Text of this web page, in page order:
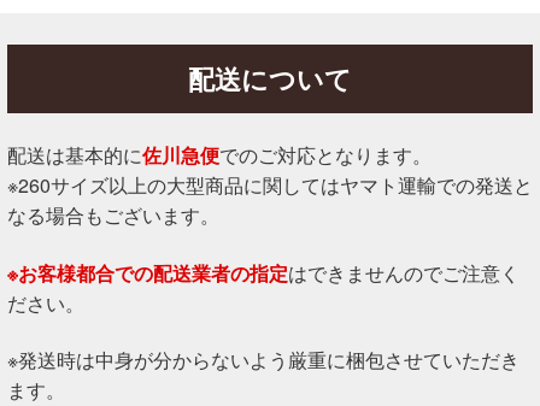
配送について
配送は基本的に佐川急便でのご対応となります。
※260サイズ以上の大型商品に関してはヤマト運輸での発送と
なる場合もございます。
※お客様都合での配送業者の指定はできませんのでご注意く
ださい。
※発送時は中身が分からないよう厳重に梱包させていただき
ます。